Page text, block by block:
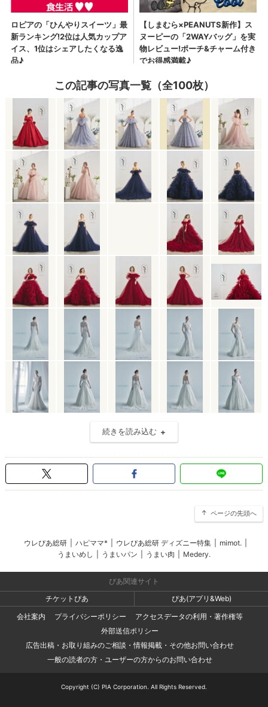
この記事の写真一覧（全100枚）
続きを読み込む
ページの先頭へ
ウレぴあ総研 ハピママ* ウレぴあ総研 ディズニー特集 mimot.
うまいめし
うまいパン うまい肉 Medery.
ぴあ関連サイト
チケットぴあ
ぴあ(アプリ&Web)
会社案内
プライバシーポリシー
アクセスデータの利用・著作権等
外部送信ポリシー
広告出稿・お取り組みのご相談・情報掲載・その他お問い合わせ
一般の読者の方・ユーザーの方からのお問い合わせ
Copyright (C) PIA Corporation. All Rights Reserved.